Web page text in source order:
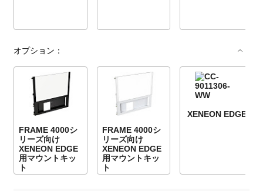
オプション：
FRAME 4000シ
リーズ向け
XENEON EDGE
用マウントキッ
ト
FRAME 4000シ
リーズ向け
XENEON EDGE
用マウントキッ
ト
XENEON EDGE